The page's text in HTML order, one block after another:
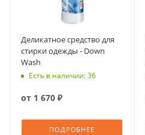
Деликатное средство для
стирки одежды - Down
Wash
Есть в наличии: 36
от 1 670 ₽
ПОДРОБНЕЕ